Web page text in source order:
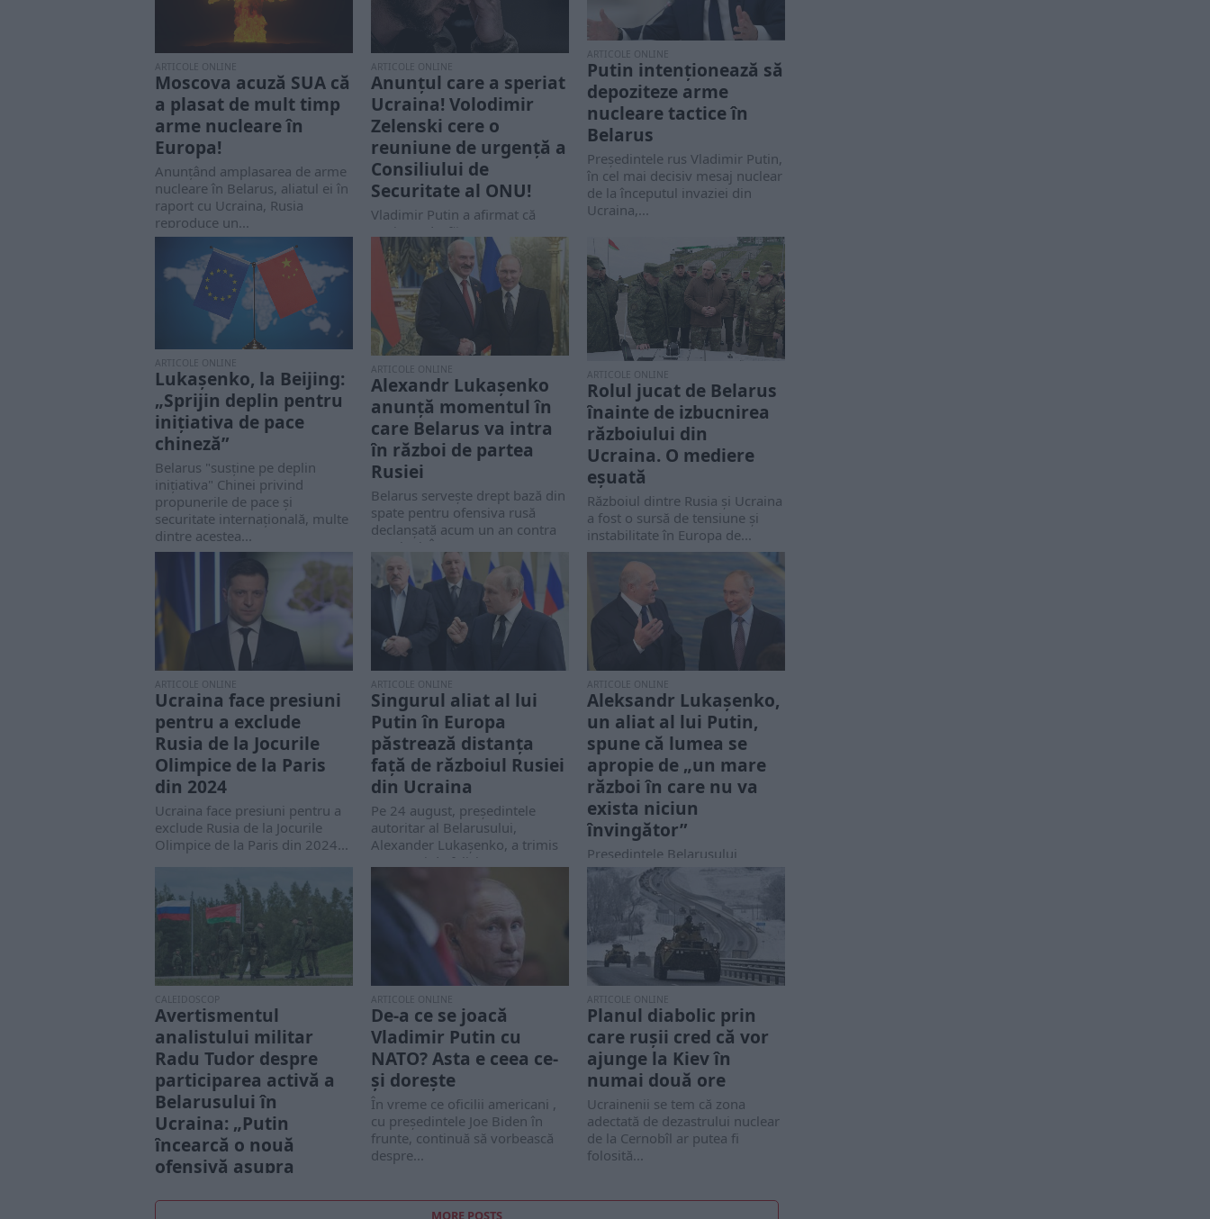
ARTICOLE ONLINE
Moscova acuză SUA că
a plasat de mult timp
arme nucleare în
Europa!
Anunţând amplasarea de arme
nucleare în Belarus, aliatul ei în
raport cu Ucraina, Rusia
reproduce un...
ARTICOLE ONLINE
Anunțul care a speriat
Ucraina! Volodimir
Zelenski cere o
reuniune de urgență a
Consiliului de
Securitate al ONU!
Vladimir Putin a afirmat că
Rusia va desfăşura arme
nucleare "tactice" pe teritoriul
aliatului său, Belarus.
ARTICOLE ONLINE
Putin intenționează să
depoziteze arme
nucleare tactice în
Belarus
Președintele rus Vladimir Putin,
în cel mai decisiv mesaj nuclear
de la începutul invaziei din
Ucraina,...
ARTICOLE ONLINE
Lukașenko, la Beijing:
„Sprijin deplin pentru
inițiativa de pace
chineză”
Belarus "susține pe deplin
inițiativa" Chinei privind
propunerile de pace și
securitate internațională, multe
dintre acestea...
ARTICOLE ONLINE
Alexandr Lukaşenko
anunță momentul în
care Belarus va intra
în război de partea
Rusiei
Belarus serveşte drept bază din
spate pentru ofensiva rusă
declanşată acum un an contra
Ucrainei. În...
ARTICOLE ONLINE
Rolul jucat de Belarus
înainte de izbucnirea
războiului din
Ucraina. O mediere
eșuată
Războiul dintre Rusia și Ucraina
a fost o sursă de tensiune și
instabilitate în Europa de...
ARTICOLE ONLINE
Ucraina face presiuni
pentru a exclude
Rusia de la Jocurile
Olimpice de la Paris
din 2024
Ucraina face presiuni pentru a
exclude Rusia de la Jocurile
Olimpice de la Paris din 2024...
ARTICOLE ONLINE
Singurul aliat al lui
Putin în Europa
păstrează distanța
față de războiul Rusiei
din Ucraina
Pe 24 august, președintele
autoritar al Belarusului,
Alexander Lukașenko, a trimis
un mesaj de felicitare
ARTICOLE ONLINE
Aleksandr Lukașenko,
un aliat al lui Putin,
spune că lumea se
apropie de „un mare
război în care nu va
exista niciun
învingător”
Președintele Belarusului
Alexander Lukașenko, un aliat
cunoscut al liderului rus
Vladimir Putin, a atras atenția
CALEIDOSCOP
Avertismentul
analistului militar
Radu Tudor despre
participarea activă a
Belarusului în
Ucraina: „Putin
încearcă o nouă
ofensivă asupra
ARTICOLE ONLINE
De-a ce se joacă
Vladimir Putin cu
NATO? Asta e ceea ce-
și dorește
În vreme ce oficilii americani ,
cu președintele Joe Biden în
frunte, continuă să vorbească
despre...
ARTICOLE ONLINE
Planul diabolic prin
care rușii cred că vor
ajunge la Kiev în
numai două ore
Ucrainenii se tem că zona
adectată de dezastrului nuclear
de la Cernobîl ar putea fi
folosită...
MORE POSTS